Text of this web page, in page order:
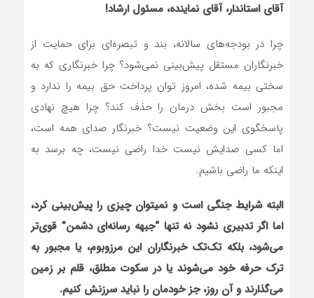
آقای استاندار، آقای نماینده، مسئول ارشاد!
چرا در بودجه‌های سالانه، بند و تبصره‌ای برای حمایت از
خبرنگاران مستقل پیش‌بینی نمی‌شود؟ چرا خبرنگاری که به
سختی بیمه شده، امروز توان پرداخت حق بیمه را ندارد و
مجبور است بخش درمان را حذف کند؟ چرا هیچ نهادی
پاسخگوی این وضعیت نیست؟ خبرنگار صدای همه است،
اما کسی صدایش نیست خدا راضی نیست، چه برسد به
اینکه ما راضی باشیم.
البته شرایط جنگی‌ است و نمیتوان چیزی را پیش‌بینی کرد،
اما اگر تدبیری نشود نه تنها “جبهه رسانه‌ای دشمن” قوی‌تر
می‌شود، بلکه تک‌تک خبرنگاران این مرزوبوم، یا مجبور به
ترک حرفه خود می‌شوند یا در سکوت مطلق، قلم بر زمین
می‌گذارند و آن روز، جز خودمان را نباید سرزنش کنیم.